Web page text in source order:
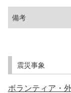
備考
震災事象
ボランティア・